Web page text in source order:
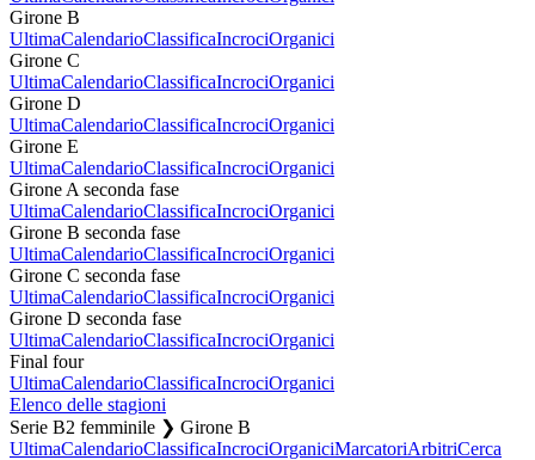
Girone B
UltimaCalendarioClassificaIncrociOrganici
Girone C
UltimaCalendarioClassificaIncrociOrganici
Girone D
UltimaCalendarioClassificaIncrociOrganici
Girone E
UltimaCalendarioClassificaIncrociOrganici
Girone A seconda fase
UltimaCalendarioClassificaIncrociOrganici
Girone B seconda fase
UltimaCalendarioClassificaIncrociOrganici
Girone C seconda fase
UltimaCalendarioClassificaIncrociOrganici
Girone D seconda fase
UltimaCalendarioClassificaIncrociOrganici
Final four
UltimaCalendarioClassificaIncrociOrganici
Elenco delle stagioni
Serie B2 femminile ❯ Girone B
UltimaCalendarioClassificaIncrociOrganiciMarcatoriArbitriCerca